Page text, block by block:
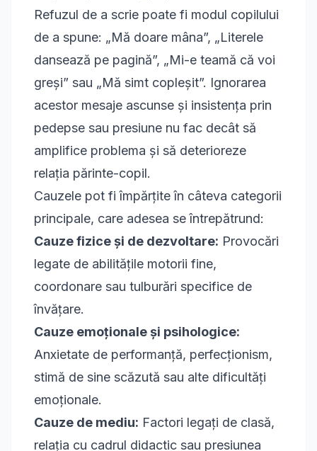
Refuzul de a scrie poate fi modul copilului
de a spune: „Mă doare mâna”, „Literele
dansează pe pagină”, „Mi-e teamă că voi
greși” sau „Mă simt copleșit”. Ignorarea
acestor mesaje ascunse și insistența prin
pedepse sau presiune nu fac decât să
amplifice problema și să deterioreze
relația părinte-copil.
Cauzele pot fi împărțite în câteva categorii
principale, care adesea se întrepătrund:
Cauze fizice și de dezvoltare: Provocări
legate de abilitățile motorii fine,
coordonare sau tulburări specifice de
învățare.
Cauze emoționale și psihologice:
Anxietate de performanță, perfecționism,
stimă de sine scăzută sau alte dificultăți
emoționale.
Cauze de mediu: Factori legați de clasă,
relația cu cadrul didactic sau presiunea